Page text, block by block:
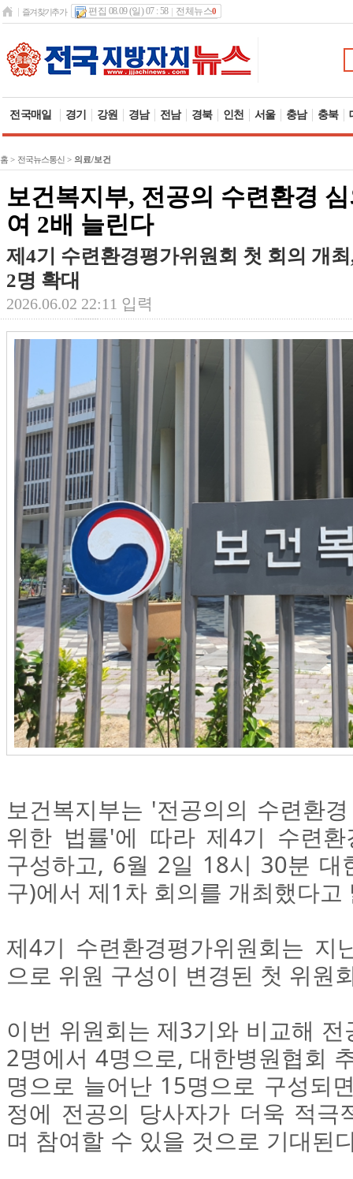
즐겨찾기추가 편집 08.09 (일) 07 : 58 전체뉴스0
전국매일 경기 강원 경남 전남 경북 인천 서울 충남 충북
홈 > 전국뉴스통신 > 의료/보건
보건복지부, 전공의 수련환경
여 2배 늘린다
제4기 수련환경평가위원회 첫 회의 개
2명 확대
2026.06.02 22:11 입력
보건복지부는 '전공의의 수련환
위한 법률'에 따라 제4기 수련환
구성하고, 6월 2일 18시 30분 대
구)에서 제1차 회의를 개최했다고
제4기 수련환경평가위원회는 지
으로 위원 구성이 변경된 첫 위원
이번 위원회는 제3기와 비교해
2명에서 4명으로, 대한병원협회
명으로 늘어난 15명으로 구성되
정에 전공의 당사자가 더욱 적극
며 참여할 수 있을 것으로 기대된